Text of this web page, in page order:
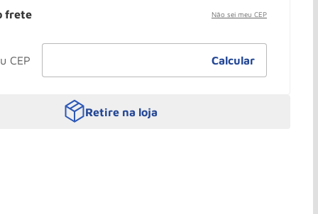
frete Não sei meu CEP
Retire na loja